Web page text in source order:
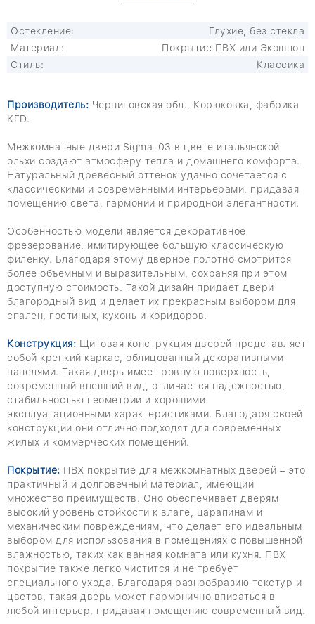
Остекление:
Глухие, без стекла
Материал:
Покрытие ПВХ или Экошпон
Стиль:
Классика
Производитель: Черниговская обл., Корюковка, фабрика
KFD.
Межкомнатные двери Sigma-03 в цвете итальянской
ольхи создают атмосферу тепла и домашнего комфорта.
Натуральный древесный оттенок удачно сочетается с
классическими и современными интерьерами, придавая
помещению света, гармонии и природной элегантности.
Особенностью модели является декоративное
фрезерование, имитирующее большую классическую
филенку. Благодаря этому дверное полотно смотрится
более объемным и выразительным, сохраняя при этом
доступную стоимость. Такой дизайн придает двери
благородный вид и делает их прекрасным выбором для
спален, гостиных, кухонь и коридоров.
Конструкция: Щитовая конструкция дверей представляет
собой крепкий каркас, облицованный декоративными
панелями. Такая дверь имеет ровную поверхность,
современный внешний вид, отличается надежностью,
стабильностью геометрии и хорошими
эксплуатационными характеристиками. Благодаря своей
конструкции они отлично подходят для современных
жилых и коммерческих помещений.
Покрытие: ПВХ покрытие для межкомнатных дверей – это
практичный и долговечный материал, имеющий
множество преимуществ. Оно обеспечивает дверям
высокий уровень стойкости к влаге, царапинам и
механическим повреждениям, что делает его идеальным
выбором для использования в помещениях с повышенной
влажностью, таких как ванная комната или кухня. ПВХ
покрытие также легко чистится и не требует
специального ухода. Благодаря разнообразию текстур и
цветов, такая дверь может гармонично вписаться в
любой интерьер, придавая помещению современный вид.